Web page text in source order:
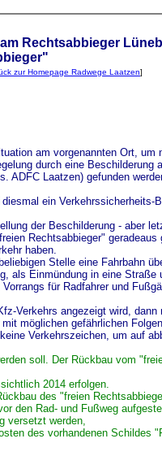
Rechtsabbieger
zur Homepage Radwege Laatzen]
am vorgenannten Ort, um
durch eine Beschilderung
ADFC Laatzen) gefunden
ein Verkehrssicherheits-
der Beschilderung - aber
Rechtsabbieger" geradeaus
haben.
Stelle eine Fahrbahn
als Einmündung in eine Straße
für Radfahrer und
Verkehrs angezeigt wird,
möglichen gefährlichen
Verkehrszeichen, um auf
soll. Der Rückbau vom
2014 erfolgen.
des "freien
den Rad- und Fußweg
versetzt werden,
des vorhandenen Schildes